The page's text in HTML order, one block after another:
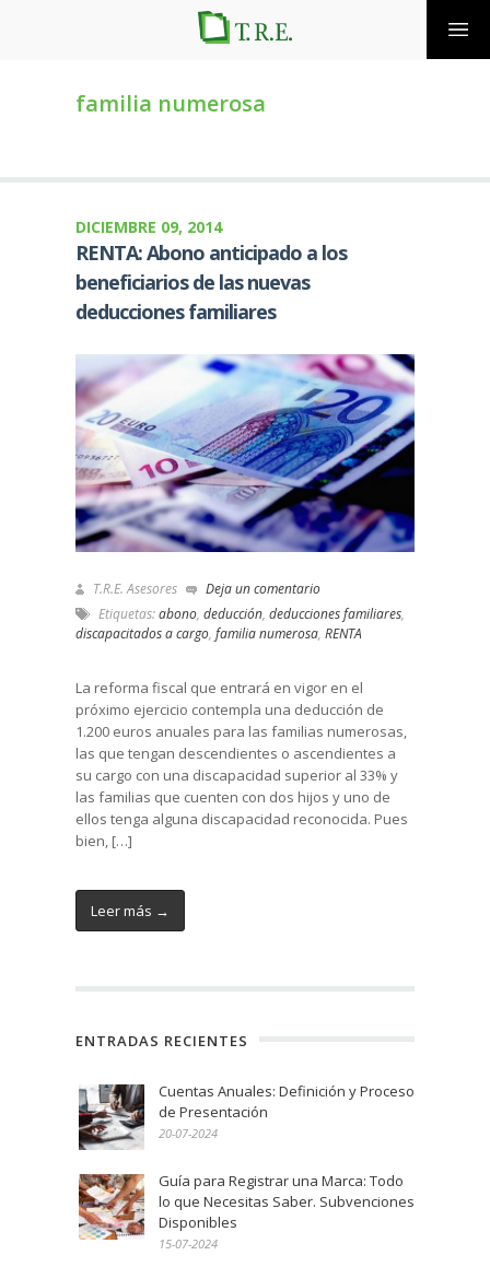
familia numerosa
DICIEMBRE 09, 2014
RENTA: Abono anticipado a los
beneficiarios de las nuevas
deducciones familiares
T.R.E. Asesores
Deja un comentario
Etiquetas:abono, deducción, deducciones familiares,
discapacitados a cargo, familia numerosa, RENTA
La reforma fiscal que entrará en vigor en el
próximo ejercicio contempla una deducción de
1.200 euros anuales para las familias numerosas,
las que tengan descendientes o ascendientes a
su cargo con una discapacidad superior al 33% y
las familias que cuenten con dos hijos y uno de
ellos tenga alguna discapacidad reconocida. Pues
bien, […]
Leer más →
ENTRADAS RECIENTES
Cuentas Anuales: Definición y Proceso
de Presentación
20-07-2024
Guía para Registrar una Marca: Todo
lo que Necesitas Saber. Subvenciones
Disponibles
15-07-2024